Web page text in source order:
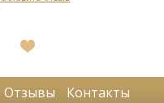
желаний
Отзывы
Контакты